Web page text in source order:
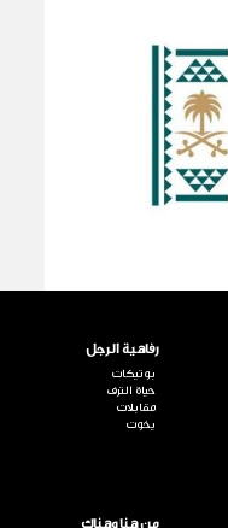
رفاهية الرجل
بوتيكات
حياة الترف
مقابلات
يخوت
من هنا وهناك